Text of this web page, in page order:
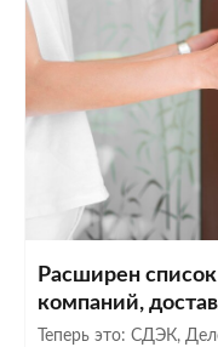
Расширен
компаний,
Теперь это: СДЭК,